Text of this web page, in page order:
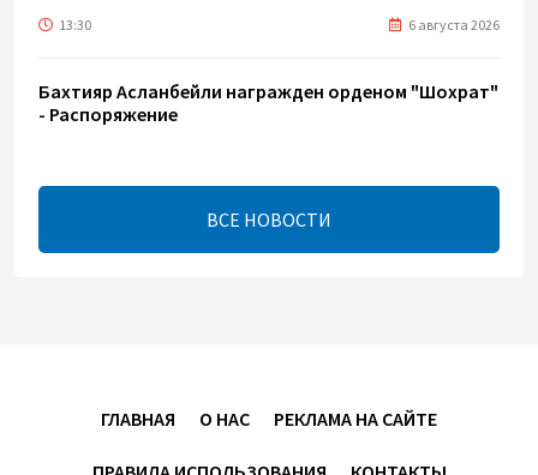
13:30 6 августа 2026
Бахтияр Асланбейли награжден орденом "Шохрат"
- Распоряжение
bp о ходе строительства солнечной
электростанции "Шафаг"
6 августа 2026
ВСЕ НОВОСТИ
ГЛАВНАЯ О НАС РЕКЛАМА НА САЙТЕ